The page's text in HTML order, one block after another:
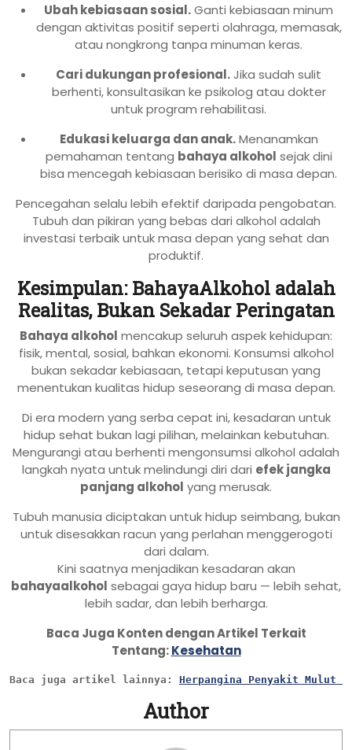
Ubah kebiasaan sosial.Ganti kebiasaan minum
dengan aktivitas positif seperti olahraga, memasak,
atau nongkrong tanpa minuman keras.
Cari dukungan profesional.Jika sudah sulit
berhenti, konsultasikan ke psikolog atau dokter
untuk program rehabilitasi.
Edukasi keluarga dan anak.Menanamkan
pemahaman tentang bahaya alkohol sejak dini
bisa mencegah kebiasaan berisiko di masa depan.
Pencegahan selalu lebih efektif daripada pengobatan.
Tubuh dan pikiran yang bebas dari alkohol adalah
investasi terbaik untuk masa depan yang sehat dan
produktif.
Kesimpulan: BahayaAlkohol adalah
Realitas, Bukan Sekadar Peringatan
Bahaya alkohol mencakup seluruh aspek kehidupan:
fisik, mental, sosial, bahkan ekonomi. Konsumsi alkohol
bukan sekadar kebiasaan, tetapi keputusan yang
menentukan kualitas hidup seseorang di masa depan.
Di era modern yang serba cepat ini, kesadaran untuk
hidup sehat bukan lagi pilihan, melainkan kebutuhan.
Mengurangi atau berhenti mengonsumsi alkohol adalah
langkah nyata untuk melindungi diri dari efek jangka
panjang alkohol yang merusak.
Tubuh manusia diciptakan untuk hidup seimbang, bukan
untuk disesakkan racun yang perlahan menggerogoti
dari dalam.
Kini saatnya menjadikan kesadaran akan
bahayaalkohol sebagai gaya hidup baru — lebih sehat,
lebih sadar, dan lebih berharga.
Baca Juga Konten dengan Artikel Terkait
Tentang:Kesehatan
Baca juga artikel lainnya: Herpangina Penyakit Mulut
Author